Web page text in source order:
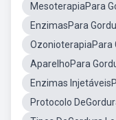
MesoterapiaPara
EnzimasPara
OzonioterapiaPara
AparelhoPara
Enzimas
Protocolo